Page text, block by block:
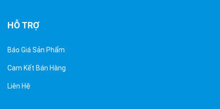
HỖ TRỢ
Báo Giá Sản Phẩm
Cam Kết Bán Hàng
Liên Hệ